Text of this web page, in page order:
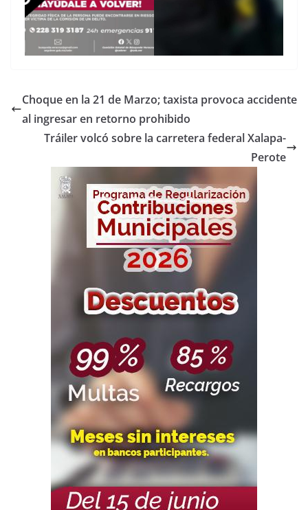
Choque en la 21 de Marzo; taxista provoca accidente
al ingresar en retorno prohibido
Tráiler volcó sobre la carretera federal Xalapa-
Perote